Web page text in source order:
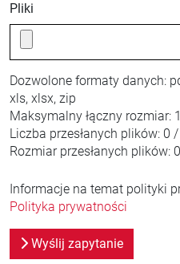
Pliki
Dozwolone formaty danych:
xls, xlsx, zip
Maksymalny łączny rozmiar:
Liczba przesłanych plików: 0
Rozmiar przesłanych plików:
Informacje na temat polityki
Polityka prywatności
Wyślij zapytanie